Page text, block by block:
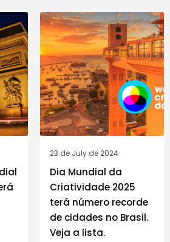
23 de July de 2024
Dia Mundial da
Criatividade 2025
terá número recorde
de cidades no Brasil.
Veja a lista.